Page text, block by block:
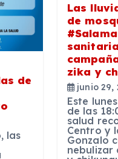
de
las
Las
de
zika y
junio 29,
Este
de las
salud
Centro y
Gonzalo
nebulizar